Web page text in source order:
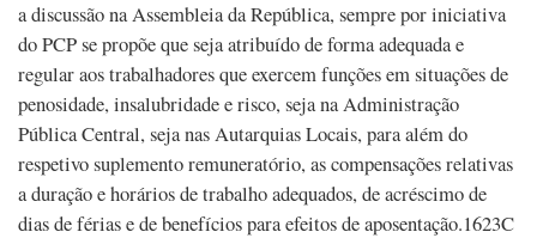
a discussão na Assembleia da República, sempre por iniciativa
do PCP se propõe que seja atribuído de forma adequada e
regular aos trabalhadores que exercem funções em situações de
penosidade, insalubridade e risco, seja na Administração
Pública Central, seja nas Autarquias Locais, para além do
respetivo suplemento remuneratório, as compensações relativas
a duração e horários de trabalho adequados, de acréscimo de
dias de férias e de benefícios para efeitos de aposentação.1623C